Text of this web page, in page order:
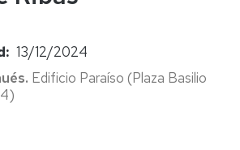
13/12/2024
Edificio Paraíso (Plaza Basilio